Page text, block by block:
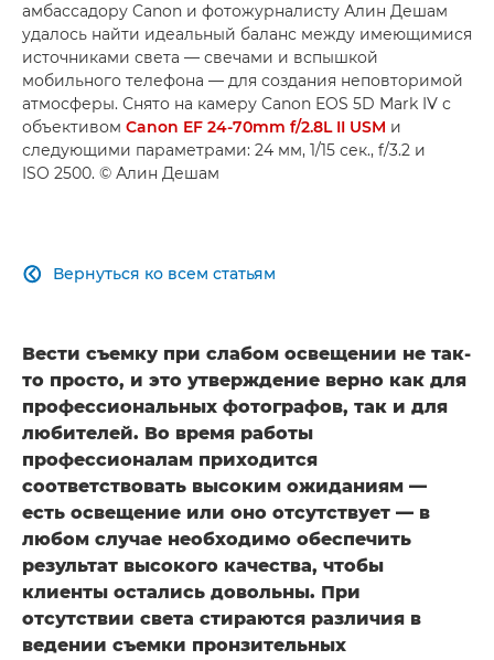
амбассадору Canon и фотожурналисту Алин Дешам
удалось найти идеальный баланс между имеющимися
источниками света — свечами и вспышкой
мобильного телефона — для создания неповторимой
атмосферы. Снято на камеру Canon EOS 5D Mark IV с
объективом Canon EF 24-70mm f/2.8L II USM и
следующими параметрами: 24 мм, 1/15 сек., f/3.2 и
ISO 2500. © Алин Дешам
Вернуться ко всем статьям

Вести съемку при слабом освещении не так-
то просто, и это утверждение верно как для
профессиональных фотографов, так и для
любителей. Во время работы
профессионалам приходится
соответствовать высоким ожиданиям —
есть освещение или оно отсутствует — в
любом случае необходимо обеспечить
результат высокого качества, чтобы
клиенты остались довольны. При
отсутствии света стираются различия в
ведении съемки пронзительных